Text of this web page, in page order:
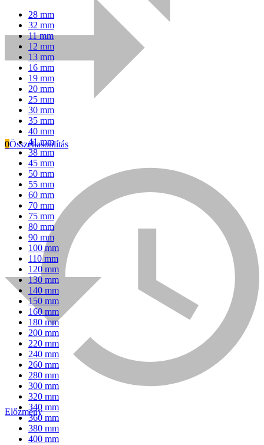
Everwin
Bühnen
0Összehasonlítás
Előzmény
28 mm
32 mm
11 mm
12 mm
13 mm
16 mm
19 mm
20 mm
25 mm
30 mm
35 mm
40 mm
41 mm
38 mm
45 mm
50 mm
55 mm
60 mm
70 mm
75 mm
80 mm
90 mm
100 mm
110 mm
120 mm
130 mm
140 mm
150 mm
160 mm
180 mm
200 mm
220 mm
240 mm
260 mm
280 mm
300 mm
320 mm
340 mm
360 mm
380 mm
400 mm